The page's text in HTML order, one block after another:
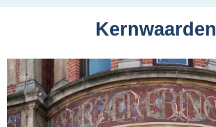
Kernwaarden